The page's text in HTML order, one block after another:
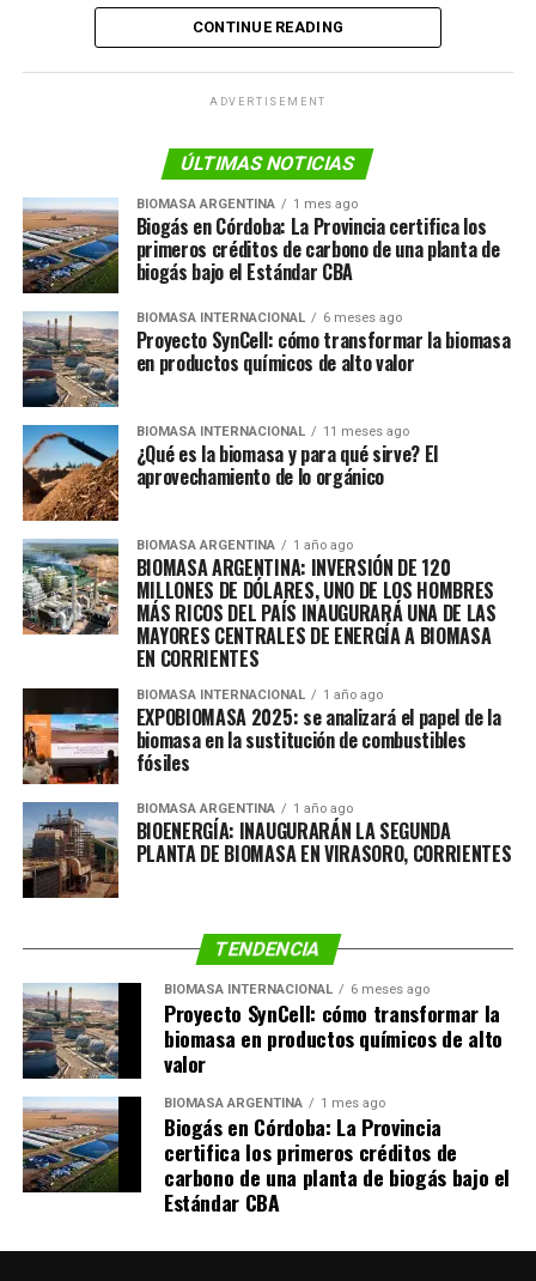
CONTINUE READING
ADVERTISEMENT
ÚLTIMAS NOTICIAS
BIOMASA ARGENTINA 1 mes ago
Biogás en Córdoba: La Provincia certifica los
primeros créditos de carbono de una planta de
biogás bajo el Estándar CBA
BIOMASA INTERNACIONAL 6 meses ago
Proyecto SynCell: cómo transformar la biomasa
en productos químicos de alto valor
BIOMASA INTERNACIONAL 11 meses ago
¿Qué es la biomasa y para qué sirve? El
aprovechamiento de lo orgánico
BIOMASA ARGENTINA 1 año ago
BIOMASA ARGENTINA: INVERSIÓN DE 120
MILLONES DE DÓLARES, UNO DE LOS HOMBRES
MÁS RICOS DEL PAÍS INAUGURARÁ UNA DE LAS
MAYORES CENTRALES DE ENERGÍA A BIOMASA
EN CORRIENTES
BIOMASA INTERNACIONAL 1 año ago
EXPOBIOMASA 2025: se analizará el papel de la
biomasa en la sustitución de combustibles
fósiles
BIOMASA ARGENTINA 1 año ago
BIOENERGÍA: INAUGURARÁN LA SEGUNDA
PLANTA DE BIOMASA EN VIRASORO, CORRIENTES
TENDENCIA
BIOMASA INTERNACIONAL 6 meses ago
Proyecto SynCell: cómo transformar la
biomasa en productos químicos de alto
valor
BIOMASA ARGENTINA 1 mes ago
Biogás en Córdoba: La Provincia
certifica los primeros créditos de
carbono de una planta de biogás bajo el
Estándar CBA